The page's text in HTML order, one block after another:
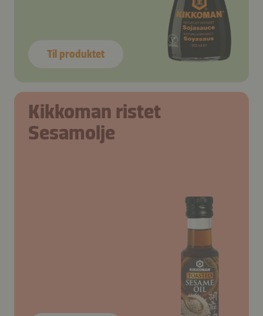
Til produktet
Kikkoman ristet
Sesamolje